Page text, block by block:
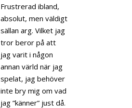
Frustrerad ibland,
absolut, men väldigt
sällan arg. Vilket jag
tror beror på att
jag varit i någon
annan värld när jag
spelat, jag behöver
inte bry mig om vad
jag ”känner” just då.